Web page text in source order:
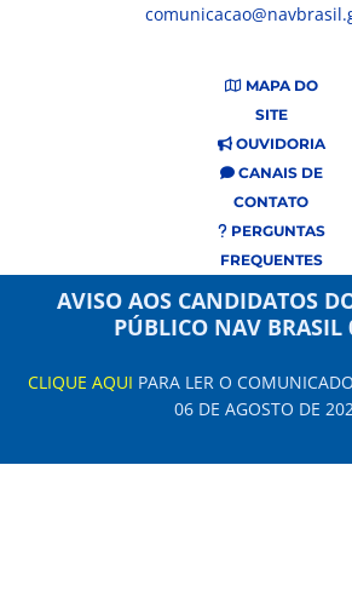
AVISO AOS CANDIDATOS
PÚBLICO NAV BRASIL
CLIQUE AQUI PARA LER O
06 DE AGOSTO DE
MAPA DO
SITE
OUVIDORIA
CANAIS DE
CONTATO
PERGUNTAS
FREQUENTES